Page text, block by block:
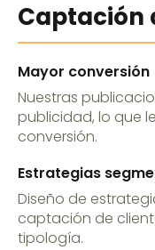
Captación
Mayor conversión
Nuestras
publicidad, lo que
conversión.
Estrategias
Diseño de
captación de
tipología.